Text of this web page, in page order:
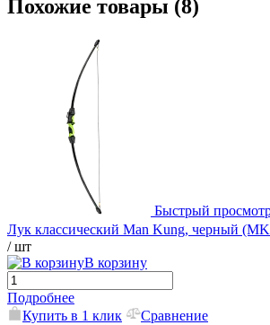
Похожие товары (8)
Быстрый
Лук классический Man Kung, черный
/ шт
В корзину
Подробнее
Купить в 1 клик
Сравнение